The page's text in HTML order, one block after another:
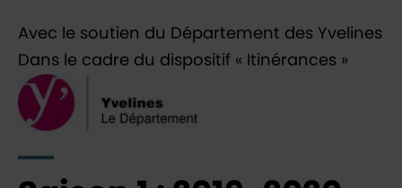
Avec le soutien du Département des Yvelines
Dans le cadre du dispositif « Itinérances »